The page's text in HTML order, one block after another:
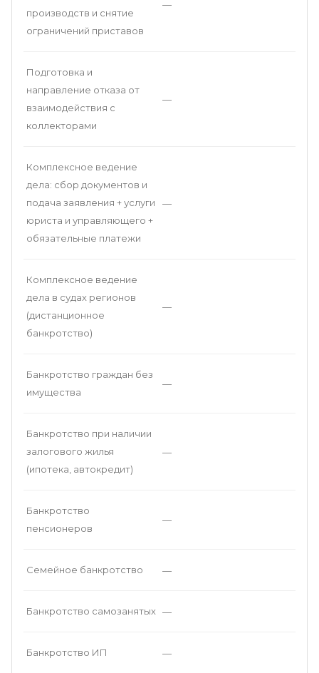
производств и снятие
ограничений приставов
—
Подготовка и
направление отказа от
взаимодействия с
коллекторами
—
Комплексное ведение
дела: сбор документов и
подача заявления + услуги
юриста и управляющего +
обязательные платежи
—
Комплексное ведение
дела в судах регионов
(дистанционное
банкротство)
—
Банкротство граждан без
имущества
—
Банкротство при наличии
залогового жилья
(ипотека, автокредит)
—
Банкротство
пенсионеров
—
Семейное банкротство —
Банкротство самозанятых —
Банкротство ИП —